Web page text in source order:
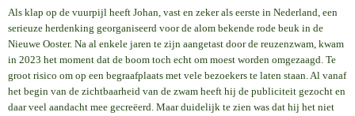
Als klap op de vuurpijl heeft Johan, vast en zeker als eerste in Nederland, een
serieuze herdenking georganiseerd voor de alom bekende rode beuk in de
Nieuwe Ooster. Na al enkele jaren te zijn aangetast door de reuzenzwam, kwam
in 2023 het moment dat de boom toch echt om moest worden omgezaagd. Te
groot risico om op een begraafplaats met vele bezoekers te laten staan. Al vanaf
het begin van de zichtbaarheid van de zwam heeft hij de publiciteit gezocht en
daar veel aandacht mee gecreëerd. Maar duidelijk te zien was dat hij het niet